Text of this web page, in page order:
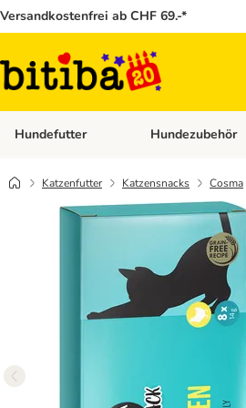
Versandkostenfrei ab CHF 69.-*
Hundefutter Kategorie-Menü
Hundezubehör
Katzenfutter Katzensnacks Cosma